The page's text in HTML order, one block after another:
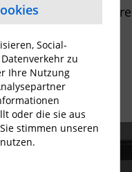
die Suche nach
Social-
zu
Ihre Nutzung
oder die sie aus
stimmen unseren